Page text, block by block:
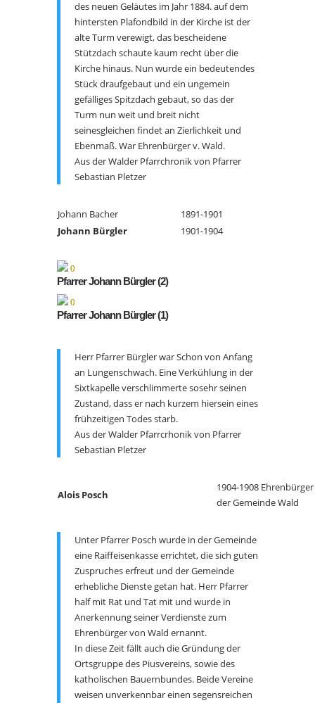
des neuen Geläutes im Jahr 1884. auf dem
hintersten Plafondbild in der Kirche ist der
alte Turm verewigt, das bescheidene
Stützdach schaute kaum recht über die
Kirche hinaus. Nun wurde ein bedeutendes
Stück draufgebaut und ein ungemein
gefälliges Spitzdach gebaut, so das der
Turm nun weit und breit nicht
seinesgleichen findet an Zierlichkeit und
Ebenmaß. War Ehrenbürger v. Wald.
Aus der Walder Pfarrchronik von Pfarrer
Sebastian Pletzer
Johann Bacher
1891-1901
Johann Bürgler
1901-1904
Pfarrer Johann Bürgler (2)
Pfarrer Johann Bürgler (1)
Herr Pfarrer Bürgler war Schon von Anfang
an Lungenschwach. Eine Verkühlung in der
Sixtkapelle verschlimmerte sosehr seinen
Zustand, dass er nach kurzem hiersein eines
frühzeitigen Todes starb.
Aus der Walder Pfarrcrhonik von Pfarrer
Sebastian Pletzer
Alois Posch
1904-1908 Ehrenbürger
der Gemeinde Wald
Unter Pfarrer Posch wurde in der Gemeinde
eine Raiffeisenkasse errichtet, die sich guten
Zuspruches erfreut und der Gemeinde
erhebliche Dienste getan hat. Herr Pfarrer
half mit Rat und Tat mit und wurde in
Anerkennung seiner Verdienste zum
Ehrenbürger von Wald ernannt.
In diese Zeit fällt auch die Gründung der
Ortsgruppe des Piusvereins, sowie des
katholischen Bauernbundes. Beide Vereine
weisen unverkennbar einen segensreichen